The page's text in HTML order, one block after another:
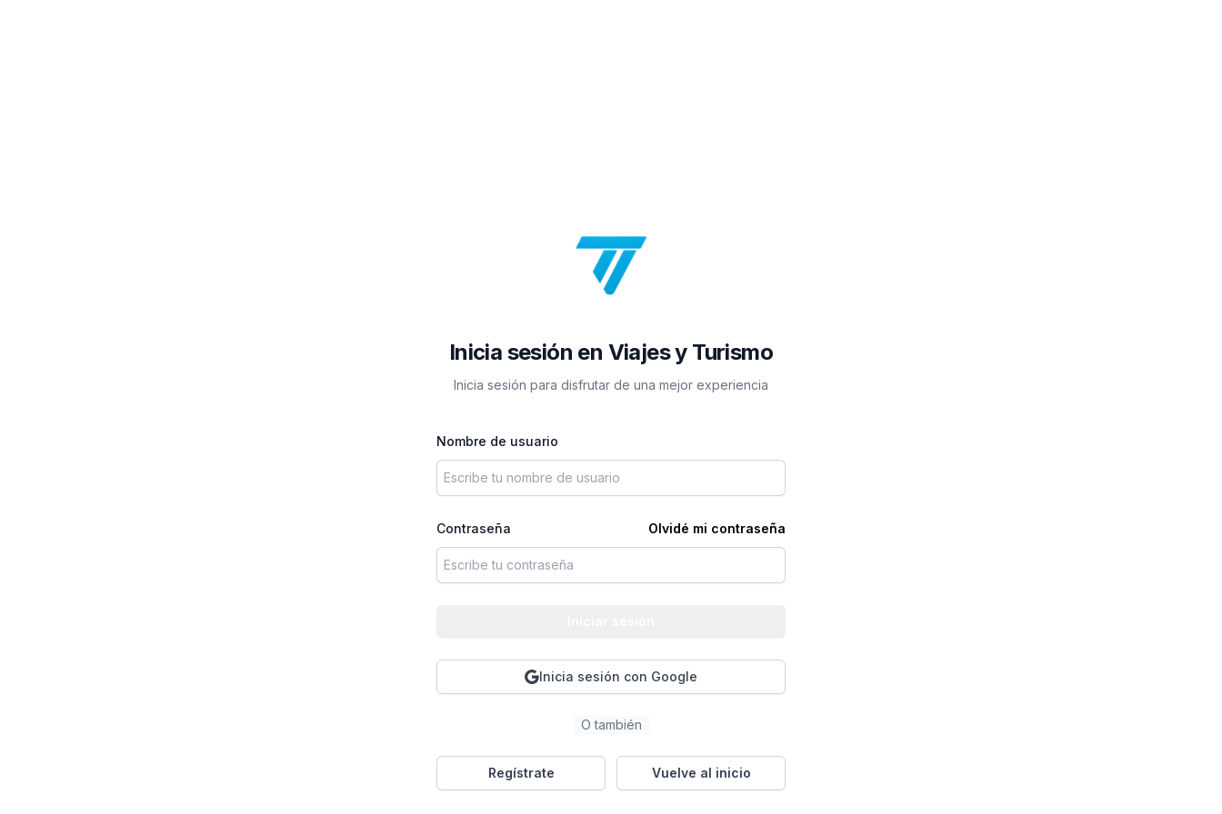
Inicia sesión en Viajes y Turismo
Inicia sesión para disfrutar de una mejor experiencia
Nombre de usuario
Contraseña Olvidé mi contraseña
Inicia sesión con Google
O también
Regístrate Vuelve al inicio